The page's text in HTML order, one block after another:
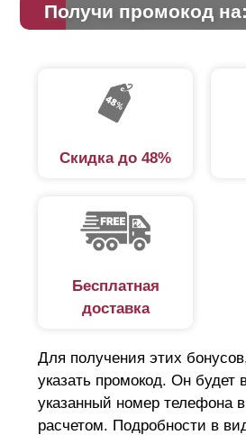
Получи промокод на:
Скидка до 48%
Бесплатная
доставка
Для получения этих
указать промокод. Он будет
указанный номер телефона
расчетом. Подробности в